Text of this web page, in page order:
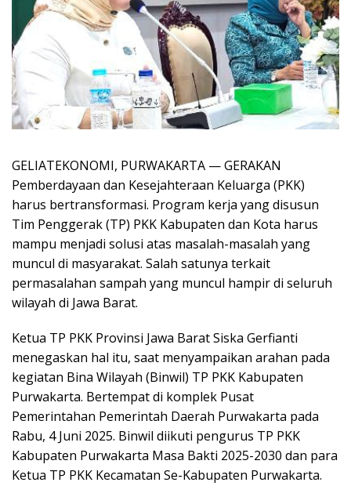
GELIATEKONOMI, PURWAKARTA — GERAKAN
Pemberdayaan dan Kesejahteraan Keluarga (PKK)
harus bertransformasi. Program kerja yang disusun
Tim Penggerak (TP) PKK Kabupaten dan Kota harus
mampu menjadi solusi atas masalah-masalah yang
muncul di masyarakat. Salah satunya terkait
permasalahan sampah yang muncul hampir di seluruh
wilayah di Jawa Barat.
Ketua TP PKK Provinsi Jawa Barat Siska Gerfianti
menegaskan hal itu, saat menyampaikan arahan pada
kegiatan Bina Wilayah (Binwil) TP PKK Kabupaten
Purwakarta. Bertempat di komplek Pusat
Pemerintahan Pemerintah Daerah Purwakarta pada
Rabu, 4 Juni 2025. Binwil diikuti pengurus TP PKK
Kabupaten Purwakarta Masa Bakti 2025-2030 dan para
Ketua TP PKK Kecamatan Se-Kabupaten Purwakarta.